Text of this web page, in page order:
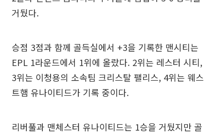
거뒀다.
승점 3점과 함께 골득실에서 +3을 기록한 맨시티는
EPL 1라운드에서 1위에 올랐다. 2위는 레스터 시티,
3위는 이청용의 소속팀 크리스탈 팰리스, 4위는 웨스
트햄 유나이티드가 기록 중이다.
리버풀과 맨체스터 유나이티드는 1승을 거뒀지만 골